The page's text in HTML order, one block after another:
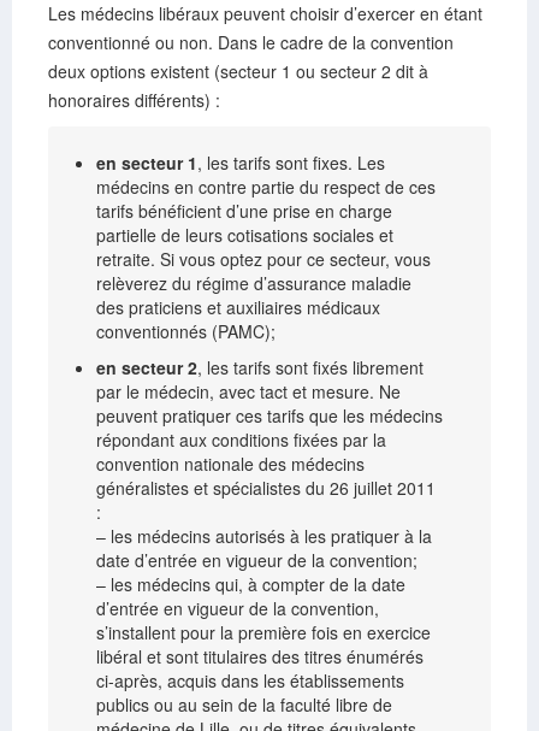
Les médecins libéraux peuvent choisir d’exercer en étant
conventionné ou non. Dans le cadre de la convention
deux options existent (secteur 1 ou secteur 2 dit à
honoraires différents) :
en secteur 1, les tarifs sont fixes. Les
médecins en contre partie du respect de ces
tarifs bénéficient d’une prise en charge
partielle de leurs cotisations sociales et
retraite. Si vous optez pour ce secteur, vous
relèverez du régime d’assurance maladie
des praticiens et auxiliaires médicaux
conventionnés (PAMC);
en secteur 2, les tarifs sont fixés librement
par le médecin, avec tact et mesure. Ne
peuvent pratiquer ces tarifs que les médecins
répondant aux conditions fixées par la
convention nationale des médecins
généralistes et spécialistes du 26 juillet 2011
:
– les médecins autorisés à les pratiquer à la
date d’entrée en vigueur de la convention;
– les médecins qui, à compter de la date
d’entrée en vigueur de la convention,
s’installent pour la première fois en exercice
libéral et sont titulaires des titres énumérés
ci-après, acquis dans les établissements
publics ou au sein de la faculté libre de